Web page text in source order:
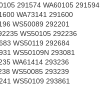
291574 WA60105 291594
WA73141 291600
WS50089 292201
WS50105 292236
WS50119 292684
WS50109N 293081
WA61414 293236
WS50085 293239
WS50109 293861